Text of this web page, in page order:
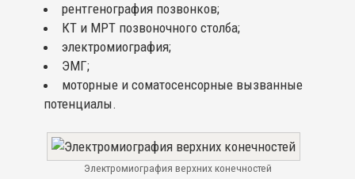
рентгенография позвонков;
КТ и МРТ позвоночного столба;
электромиография;
ЭМГ;
моторные и соматосенсорные вызванные
потенциалы.
Электромиография верхних конечностей